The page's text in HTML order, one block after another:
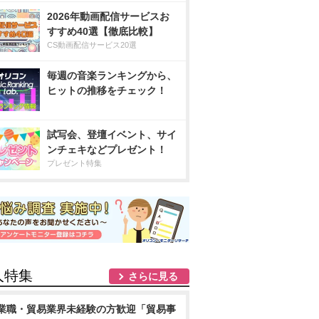
2026年動画配信サービスお
すすめ40選【徹底比較】
CS動画配信サービス20選
毎週の音楽ランキングから、
ヒットの推移をチェック！
試写会、登壇イベント、サイ
ンチェキなどプレゼント！
プレゼント特集
特集 さらに見る
職・貿易業界未経験の方歓迎「貿易事